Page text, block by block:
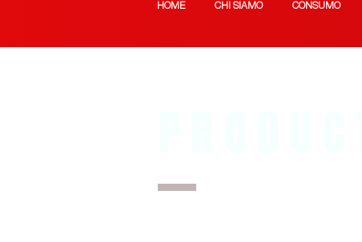
HOME CHI SIAMO CONSUMO